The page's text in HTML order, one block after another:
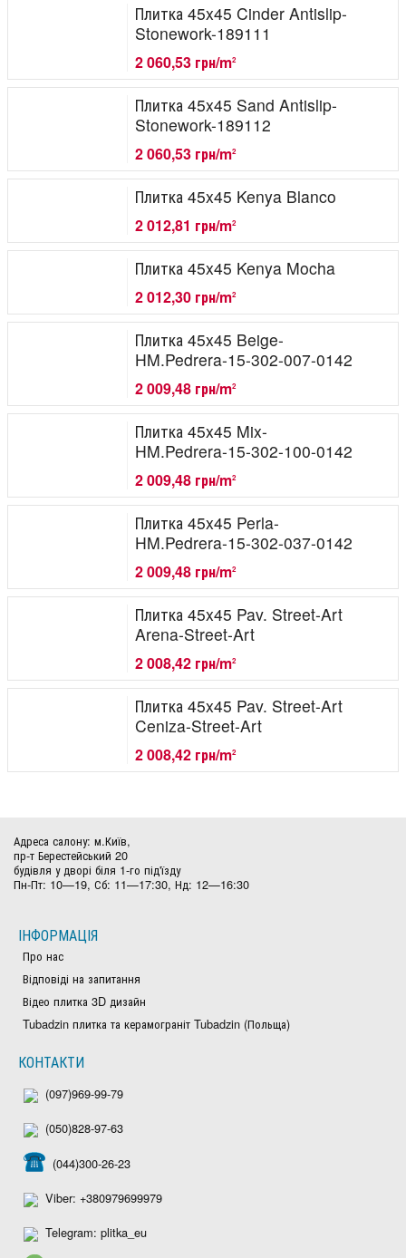
Плитка 45x45 Cinder Antislip-
Stonework-189111
2 060,53 грн/m2
Плитка 45x45 Sand Antislip-
Stonework-189112
2 060,53 грн/m2
Плитка 45x45 Kenya Blanco
2 012,81 грн/m2
Плитка 45x45 Kenya Mocha
2 012,30 грн/m2
Плитка 45x45 Beige-
HM.Pedrera-15-302-007-0142
2 009,48 грн/m2
Плитка 45x45 Mix-
HM.Pedrera-15-302-100-0142
2 009,48 грн/m2
Плитка 45x45 Perla-
HM.Pedrera-15-302-037-0142
2 009,48 грн/m2
Плитка 45x45 Pav. Street-Art
Arena-Street-Art
2 008,42 грн/m2
Плитка 45x45 Pav. Street-Art
Ceniza-Street-Art
2 008,42 грн/m2
Адреса салону: м.Київ,
пр-т Берестейський 20
будівля у дворі біля 1-го під'їзду
Пн-Пт: 10—19, Сб: 11—17:30, Нд: 12—16:30
ІНФОРМАЦІЯ
Про нас
Відповіді на запитання
Відео плитка 3D дизайн
Tubadzin плитка та керамограніт Tubadzin (Польща)
КОНТАКТИ
(097)969-99-79
(050)828-97-63
(044)300-26-23
Viber: +380979699979
Telegram: plitka_eu